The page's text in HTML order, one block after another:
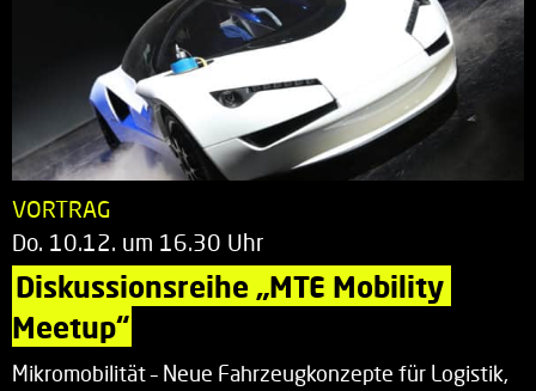
VORTRAG
Do. 10.12. um 16.30 Uhr
Diskussionsreihe „MTE Mobility
Meetup“
Mikromobilität – Neue Fahrzeugkonzepte für Logistik,